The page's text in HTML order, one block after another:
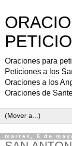
Oraciones para
Peticiones a los
Oraciones a los
Oraciones de
martes, 5 de